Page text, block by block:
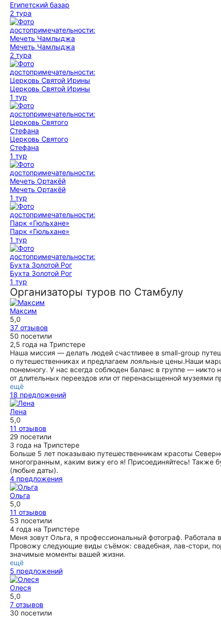
Египетский базар
2 тура
Мечеть Чамлыджа
2 тура
Церковь Святой Ирины
1 тур
Церковь Святого
Стефана
1 тур
Мечеть Ортакёй
1 тур
Парк «Гюльхане»
1 тур
Бухта Золотой Рог
1 тур
Организаторы туров по Стамбулу
Максим
5,0
37 отзывов
50 посетили
2,5 года на Трипстере
Наша миссия — делать людей счастливее в small-group
о путешественниках и предлагаем лояльные цены.Наши
понемногу. У нас всегда соблюден баланс в группе — никто
от длительных переездов или от перенасыщенной музеями
ещё
18 предложений
Лена
5,0
11 отзывов
29 посетили
3 года на Трипстере
Больше 5 лет показываю путешественникам красоты
многогранным, каким вижу его я! Присоединяйтесь! Также
(любые даты).
4 предложения
Ольга
5,0
11 отзывов
53 посетили
4 года на Трипстере
Меня зовут Ольга, я профессиональный фотограф.
Провожу следующие виды съёмок: свадебная, лав-стори,
значимые моменты вашей жизни.
ещё
5 предложений
Олеся
5,0
7 отзывов
30 посетили